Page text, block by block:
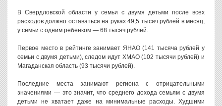
В Свердловской области у семьи с двумя детьми после всех
расходов должно оставаться на руках 49,5 тысяч рублей в месяц,
у семьи с одним ребенком — 68 тысяч рублей.
Первое место в рейтинге занимает ЯНАО (141 тысяча рублей у
семьи с двумя детьми), следом идут ХМАО (102 тысячи рублей) и
Магаданская область (93 тысячи рублей).
Последние места занимают региона с отрицательными
значениями — это значит, что среднего дохода семьям с двумя
детьми не хватает даже на минимальные расходы. Худшими